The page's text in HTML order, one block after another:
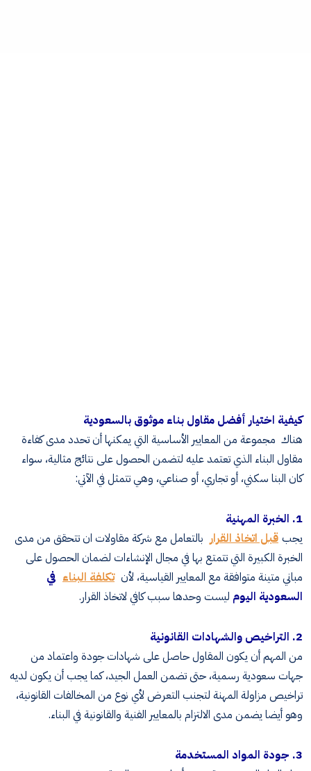
كيفية اختيار أفضل مقاول بناء موثوق بالسعودية
هناك مجموعة من المعايير الأساسية التي يمكنها أن تحدد مدى كفاءة
مقاول البناء الذي تعتمد عليه لتضمن الحصول على نتائج مثالية، سواء
كان البنا سكني، أو تجاري، أو صناعي، وهي تتمثل في الآتي:
1. الخبرة المهنية
يجب قبل اتخاذ القرار بالتعامل مع شركة مقاولات ان تتحقق من مدى
الخبرة الكبيرة التي تتمتع بها في مجال الإنشاءات لضمان الحصول على
مباني متينة متوافقة مع المعايير القياسية، لأن تكلفة البناء في
السعودية اليوم ليست وحدها سبب كافي لاتخاذ القرار.
2. التراخيص والشهادات القانونية
من المهم أن يكون المقاول حاصل على شهادات جودة واعتماد من
جهات سعودية رسمية، حتى تضمن العمل الجيد، كما يجب أن يكون لديه
تراخيص مزاولة المهنة لتجنب التعرض لأي نوع من المخالفات القانونية،
وهو أيضا يضمن مدى الالتزام بالمعايير الفنية والقانونية في البناء.
3. جودة المواد المستخدمة